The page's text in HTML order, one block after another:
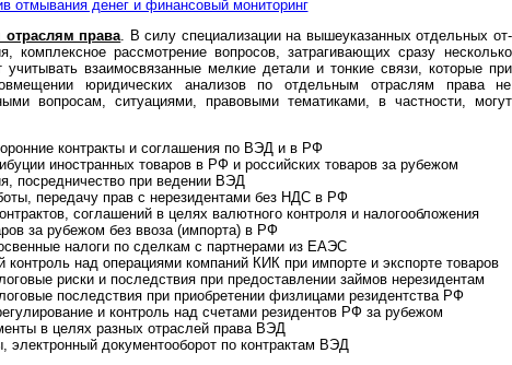
отмывания денег и финансовый мо­ни­то­ринг
права. В силу спе­ци­а­ли­за­ции на вы­ше­ука­зан­ных от­дель­ных от­
ком­п­лек­с­ное рассмотрение вопросов, затрагивающих сразу несколько
учитывать взаимосвязанные мелкие детали и тонкие связи, которые при
юридических анализов по отдельным отраслям права не
вопросам, ситуациями, правовыми тематиками, в частности, могут
контракты и соглашения по ВЭД и в РФ
иностранных товаров в РФ и российских товаров за рубежом
посредничество при ведении ВЭД
передачу прав с нерезидентами без НДС в РФ
соглашений в целях валютного контроля и налогообложения
за рубежом без ввоза (импорта) в РФ
налоги по сделкам с партнерами из ЕАЭС
над операциями компаний КИК при импорте и экспорте товаров
риски и последствия при предоставлении займов нерезидентам
последствия при приобретении физлицами резидентства РФ
и контроль над счетами резидентов РФ за рубежом
в целях разных отраслей права ВЭД
электронный документооборот по контрактам ВЭД